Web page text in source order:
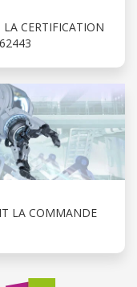
CERTIFICATION
LA COMMANDE